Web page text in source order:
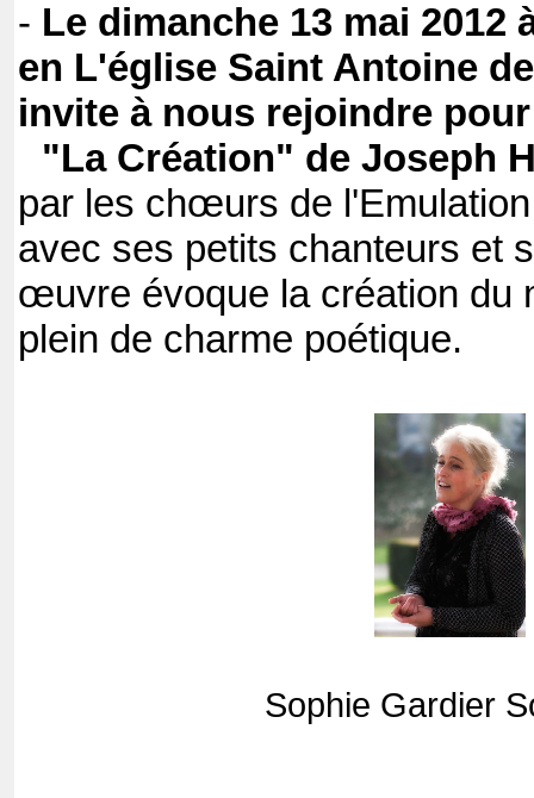
- Le dimanche 13 mai 2012
en L'église Saint Antoine
invite à nous rejoindre
"La Création" de Joseph
par les chœurs de
avec ses petits chanteurs et
œuvre évoque la création du
plein de charme poétique.
Sophie Gardier